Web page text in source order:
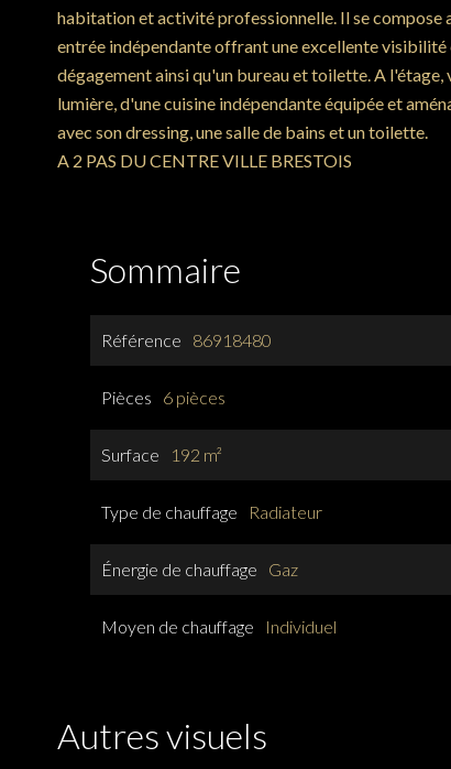
habitation et activité professionnelle. Il se compose
entrée indépendante offrant une excellente visibilité
dégagement ainsi qu'un bureau et toilette. A
lumière, d'une cuisine indépendante équipée et
avec son dressing, une salle de bains et un toilette.
A 2 PAS DU CENTRE VILLE BRESTOIS
Sommaire
Référence 86918480
Pièces 6 pièces
Surface 192 m²
Type de chauffage Radiateur
Énergie de chauffage Gaz
Moyen de chauffage Individuel
Autres visuels